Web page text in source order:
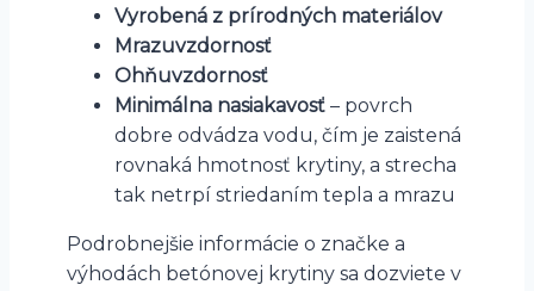
Vyrobená z prírodných materiálov
Mrazuvzdornosť
Ohňuvzdornosť
Minimálna nasiakavosť – povrch
dobre odvádza vodu, čím je zaistená
rovnaká hmotnosť krytiny, a strecha
tak netrpí striedaním tepla a mrazu
Podrobnejšie informácie o značke a
výhodách betónovej krytiny sa dozviete v